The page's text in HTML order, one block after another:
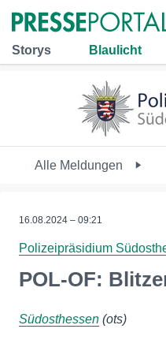
Storys Blaulicht
Alle Meldungen
16.08.2024 – 09:21
Polizeipräsidium
POL-OF:
Südosthessen (ots)